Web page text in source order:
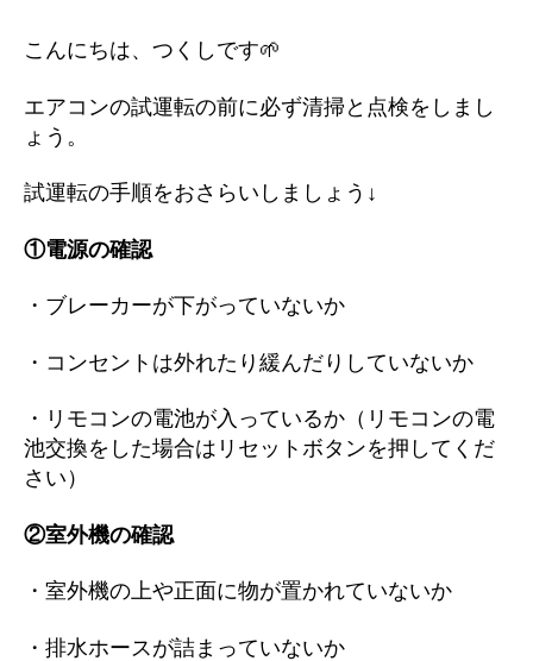
こんにちは、つくしです🌱
エアコンの試運転の前に必ず清掃と点検をしまし
ょう。
試運転の手順をおさらいしましょう↓
①電源の確認
・ブレーカーが下がっていないか
・コンセントは外れたり緩んだりしていないか
・リモコンの電池が入っているか（リモコンの電
池交換をした場合はリセットボタンを押してくだ
さい）
②室外機の確認
・室外機の上や正面に物が置かれていないか
・排水ホースが詰まっていないか